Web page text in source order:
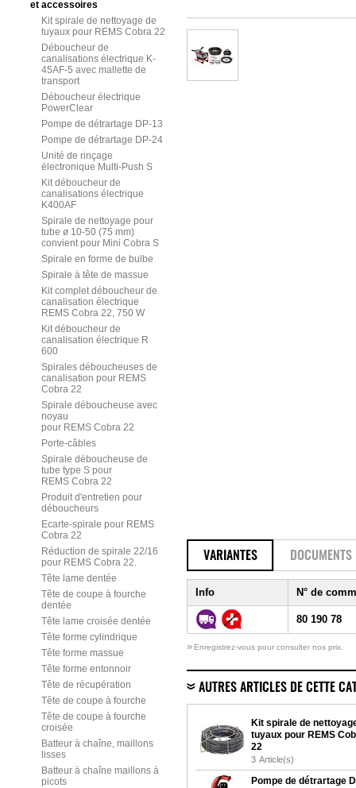
et accessoires
Kit spirale de nettoyage de
tuyaux pour REMS Cobra 22
Déboucheur de
canalisations électrique K-
45AF-5 avec mallette de
transport
Déboucheur électrique
PowerClear
Pompe de détrartage DP-13
Pompe de détrartage DP-24
Unité de rinçage
électronique Multi-Push S
Kit déboucheur de
canalisations électrique
K400AF
Spirale de nettoyage pour
tube ø 10-50 (75 mm)
convient pour Mini Cobra S
Spirale en forme de bulbe
Spirale à tête de massue
Kit complet déboucheur de
canalisation électrique
REMS Cobra 22, 750 W
Kit déboucheur de
canalisation électrique R
600
Spirales déboucheuses de
canalisation pour REMS
Cobra 22
Spirale déboucheuse avec
noyau
pour REMS Cobra 22
Porte-câbles
Spirale déboucheuse de
tube type S pour
REMS Cobra 22
Produit d'entretien pour
déboucheurs
Ecarte-spirale pour REMS
Cobra 22
Réduction de spirale 22/16
pour REMS Cobra 22.
Tête lame dentée
Tête de coupe à fourche
dentée
Tête lame croisée dentée
Tête forme cylindrique
Tête forme massue
Tête forme entonnoir
Tête de récupération
Tête de coupe à fourche
Tête de coupe à fourche
croisée
Batteur à chaîne, maillons
lisses
Batteur à chaîne maillons à
picots
VARIANTES DOCUMENTS
Info N° de
80 190 78
» Enregistrez-vous pour consulter nos prix.
AUTRES ARTICLES DE CETTE
Kit spirale de
tuyaux pour REMS
22
3 Article(s)
Pompe de détrartage